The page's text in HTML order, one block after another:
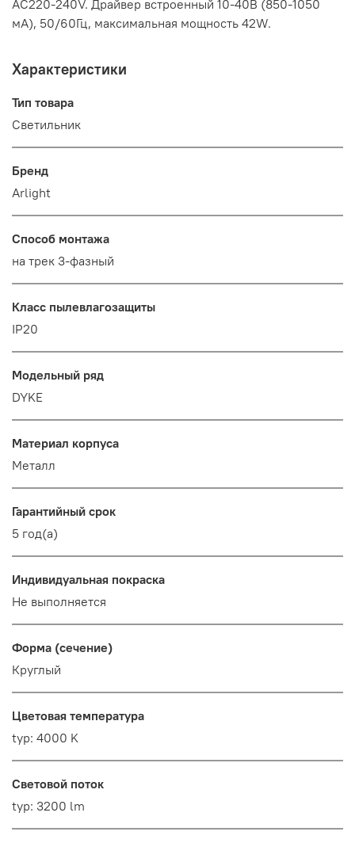
AC220-240V. Драйвер встроенный 10-40В (850-1050
мА), 50/60Гц, максимальная мощность 42W.
Характеристики
Тип товара
Светильник
Бренд
Arlight
Способ монтажа
на трек 3-фазный
Класс пылевлагозащиты
IP20
Модельный ряд
DYKE
Материал корпуса
Металл
Гарантийный срок
5 год(а)
Индивидуальная покраска
Не выполняется
Форма (сечение)
Круглый
Цветовая температура
typ: 4000 K
Световой поток
typ: 3200 lm